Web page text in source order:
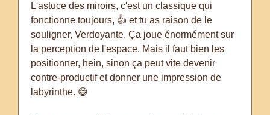
L'astuce des miroirs, c'est un classique qui
fonctionne toujours, 👍 et tu as raison de le
souligner, Verdoyante. Ça joue énormément sur
la perception de l'espace. Mais il faut bien les
positionner, hein, sinon ça peut vite devenir
contre-productif et donner une impression de
labyrinthe. 😅